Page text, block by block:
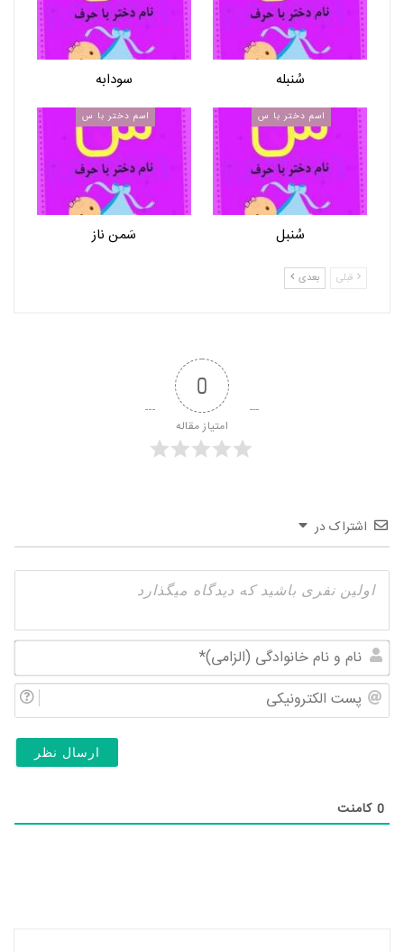
سُنبله سودابه
اسم دختر با س
سُنبل
اسم دختر با س
سَمن ناز
قبلی بعدی
0
امتیاز مقاله
اشتراک در
و
0 کامنت